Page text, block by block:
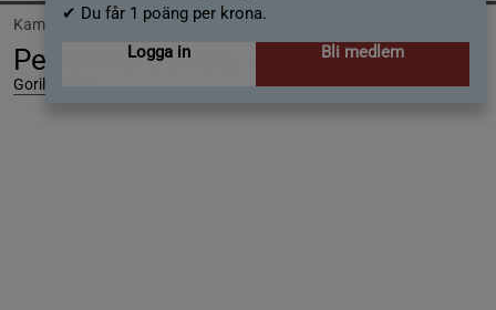
✔ Du får 1 poäng per krona.
Logga in
Bli medlem
Kampanjer / Stark start på hösten
Performance Tee, Army Green, S
Gorilla Wear